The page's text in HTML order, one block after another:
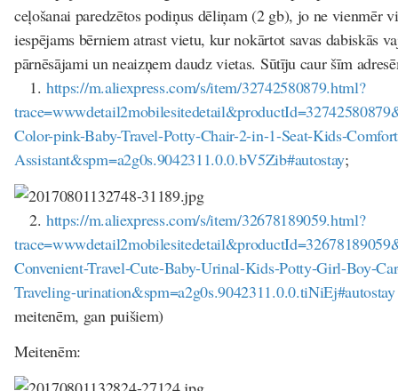
ceļošanai paredzētos podiņus dēliņam (2 gb), jo ne vienmēr
iespējams bērniem atrast vietu, kur nokārtot savas dabiskās
pārnēsājami un neaizņem daudz vietas. Sūtīju caur šīm
1.https://m.aliexpress.com/s/item/32742580879.html?
Color-pink-Baby-Travel-Potty-Chair-2-in-1-Seat-Kids-
Assistant&spm=a2g0s.9042311.0.0.bV5Zib#autostay;
2.https://m.aliexpress.com/s/item/32678189059.html?
Convenient-Travel-Cute-Baby-Urinal-Kids-Potty-Girl-Boy-
Traveling-urination&spm=a2g0s.9042311.0.0.tiNiEj#autostay
meitenēm, gan puišiem)
Meitenēm: